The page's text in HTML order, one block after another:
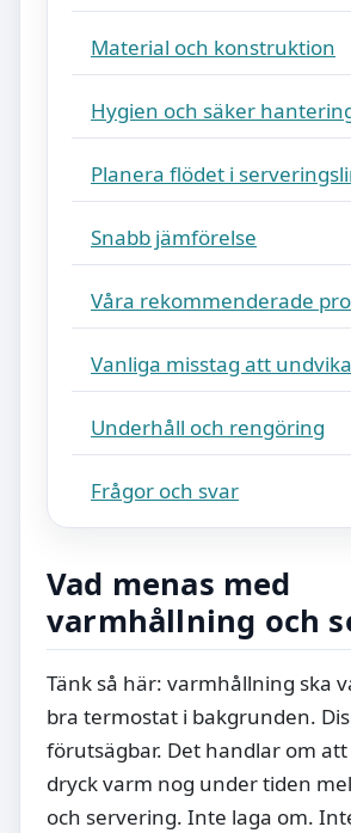
Material och konstruktion
Hygien och säker
Planera flödet i
Snabb jämförelse
Våra rekommenderade
Vanliga misstag att undvika
Underhåll och rengöring
Frågor och svar
Vad menas med
varmhållning och
Tänk så här: varmhållning ska
bra termostat i bakgrunden.
förutsägbar. Det handlar om
dryck varm nog under tiden
och servering. Inte laga om.